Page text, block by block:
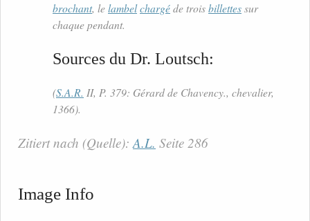
brochant, lelambelchargéde troisbillettessur
chaque pendant.
Sources du Dr. Loutsch:
(S.A.R. II, P. 379: Gérard de Chavency., chevalier,
1366).
Zitiert nach (Quelle):A.L. Seite 286
Image Info